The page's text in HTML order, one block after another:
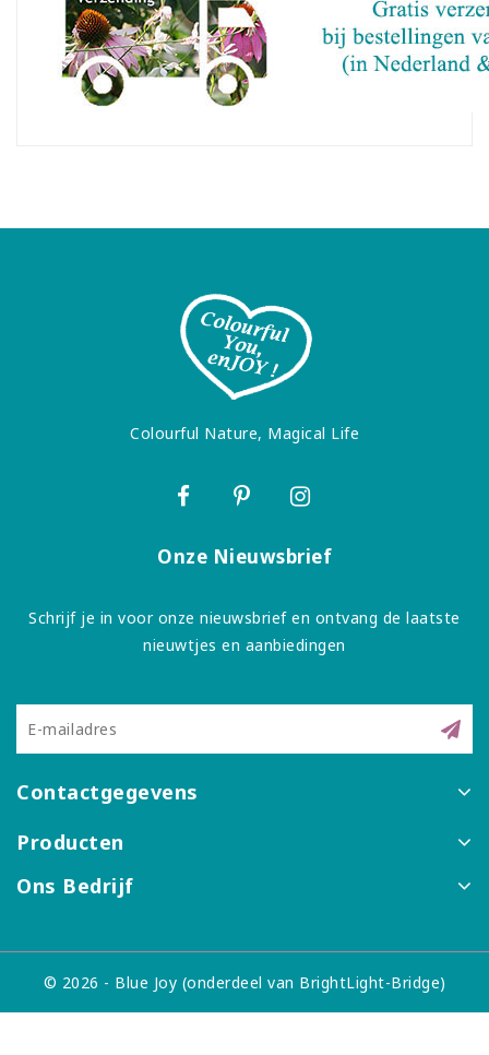
Colourful Nature, Magical Life
Onze Nieuwsbrief
Schrijf je in voor onze nieuwsbrief en ontvang de laatste
nieuwtjes en aanbiedingen
Contactgegevens
Producten
Ons Bedrijf
© 2026 - Blue Joy (onderdeel van BrightLight-Bridge)